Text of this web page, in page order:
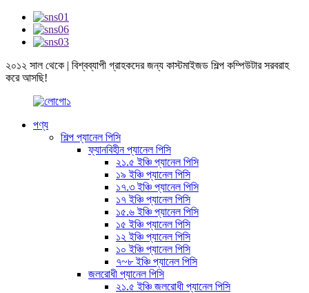
২০১২ সাল থেকে | বিশ্বব্যাপী গ্রাহকদের জন্য কাস্টমাইজড শিল্প কম্পিউটার সরবরাহ
করে আসছি!
পণ্য
শিল্প প্যানেল পিসি
ফ্যানবিহীন প্যানেল পিসি
২১.৫ ইঞ্চি প্যানেল পিসি
১৯ ইঞ্চি প্যানেল পিসি
১৭.৩ ইঞ্চি প্যানেল পিসি
১৭ ইঞ্চি প্যানেল পিসি
১৫.৬ ইঞ্চি প্যানেল পিসি
১৫ ইঞ্চি প্যানেল পিসি
১২ ইঞ্চি প্যানেল পিসি
১০ ইঞ্চি প্যানেল পিসি
৭~৮ ইঞ্চি প্যানেল পিসি
জলরোধী প্যানেল পিসি
২১.৫ ইঞ্চি জলরোধী প্যানেল পিসি